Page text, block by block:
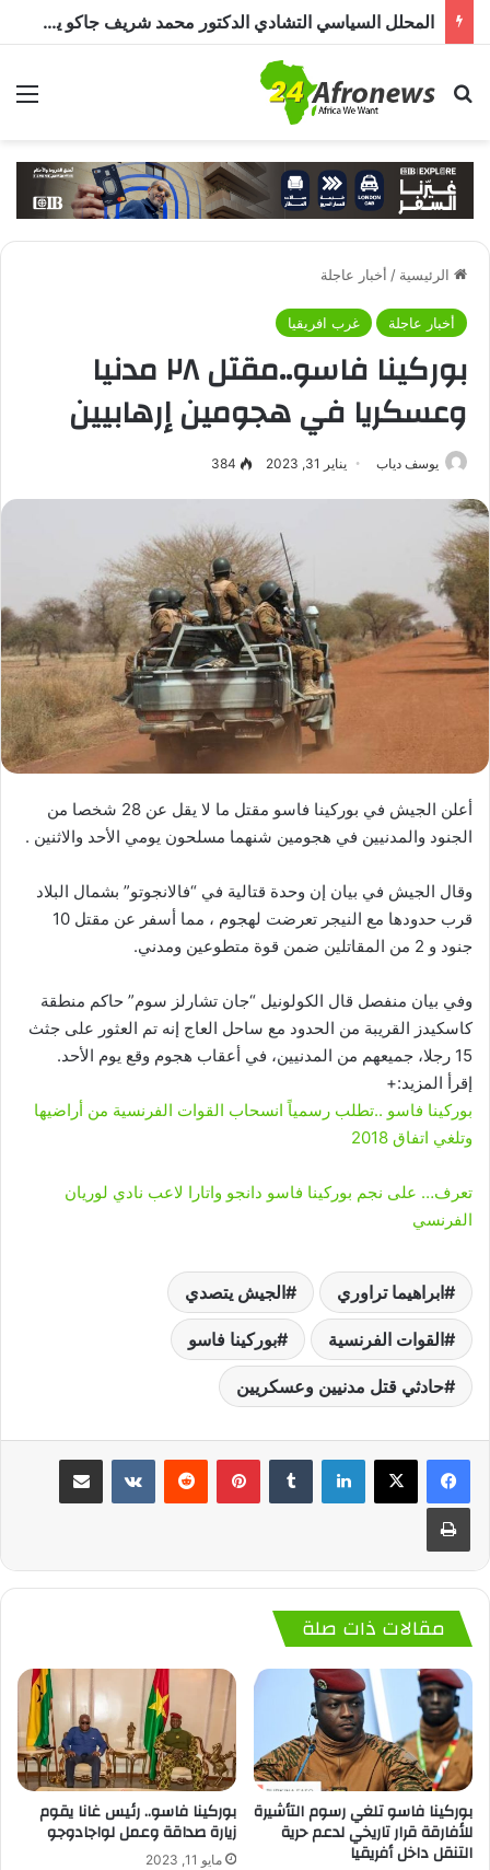
المحلل السياسي التشادي الدكتور محمد شريف جاكو يكتب : العلاقات المصرية التشادية.. جذور تاريخية وآفاق واعدة للتعاون في المستقبل
بحث عن
الرئيسية / أخبار عاجلة
أخبار عاجلة غرب افريقيا
بوركينا فاسو..مقتل ٢٨ مدنيا
وعسكريا في هجومين إرهابيين
يوسف دياب يناير 31, 2023 384
أعلن الجيش في بوركينا فاسو مقتل ما لا يقل عن 28 شخصا من
الجنود والمدنيين في هجومين شنهما مسلحون يومي الأحد والاثنين .
وقال الجيش في بيان إن وحدة قتالية في “فالانجوتو” بشمال البلاد
قرب حدودها مع النيجر تعرضت لهجوم ، مما أسفر عن مقتل 10
جنود و 2 من المقاتلين ضمن قوة متطوعين ومدني.
وفي بيان منفصل قال الكولونيل “جان تشارلز سوم” حاكم منطقة
كاسكيدز القريبة من الحدود مع ساحل العاج إنه تم العثور على جثث
15 رجلا، جميعهم من المدنيين، في أعقاب هجوم وقع يوم الأحد.
إقرأ المزيد:+
بوركينا فاسو ..تطلب رسمياً انسحاب القوات الفرنسية من أراضيها
وتلغي اتفاق 2018
تعرف… على نجم بوركينا فاسو دانجو واتارا لاعب نادي لوريان
الفرنسي
ابراهيما تراوري الجيش يتصدي
القوات الفرنسية بوركينا فاسو
حادثي قتل مدنيين وعسكريين
لينكدإن بينتيريست
مقالات ذات صلة
بوركينا فاسو تلغي رسوم التأشيرة
للأفارقة قرار تاريخي لدعم حرية
التنقل داخل أفريقيا
بوركينا فاسو.. رئيس غانا يقوم
زيارة صداقة وعمل لواجادوجو
مايو 11, 2023